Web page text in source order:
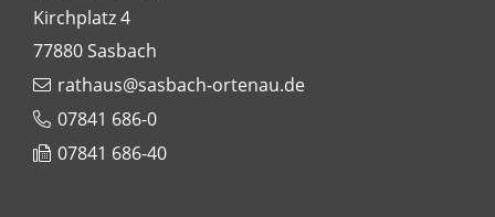
Kirchplatz 4
77880Sasbach
rathaus@sasbach-ortenau.de
07841 686-0
07841 686-40